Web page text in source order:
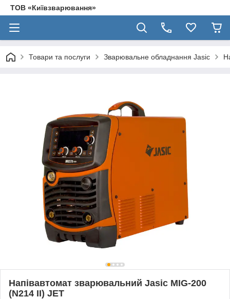
ТОВ «Київзварювання»
Товари та послуги Зварювальне обладнання Jasic
Напівавтомат зварювальний Jasic MIG-200
(N214 II) JET